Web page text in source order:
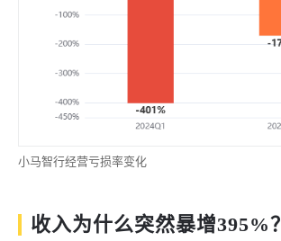
小马智行经营亏损率变化
收入为什么突然暴增395%？